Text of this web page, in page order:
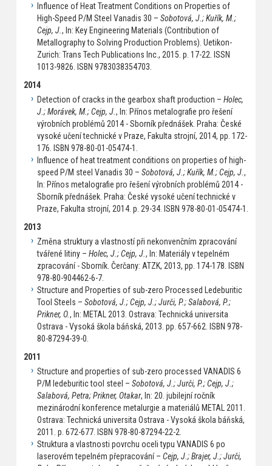
Influence of Heat Treatment Conditions on Properties of
High-Speed P/M Steel Vanadis 30 – Sobotová, J.; Kuřík, M.;
Cejp, J., In: Key Engineering Materials (Contribution of
Metallography to Solving Production Problems). Uetikon-
Zurich: Trans Tech Publications Inc., 2015. p. 17-22. ISSN
1013-9826. ISBN 9783038354703.
2014
Detection of cracks in the gearbox shaft production – Holec,
J.; Morávek, M.; Cejp, J., In: Přínos metalografie pro řešení
výrobních problémů 2014 - Sborník přednášek. Praha: České
vysoké učení technické v Praze, Fakulta strojní, 2014, pp. 172-
176. ISBN 978-80-01-05474-1.
Influence of heat treatment conditions on properties of high-
speed P/M steel Vanadis 30 – Sobotová, J.; Kuřík, M.; Cejp, J.,
In: Přínos metalografie pro řešení výrobních problémů 2014 -
Sborník přednášek. Praha: České vysoké učení technické v
Praze, Fakulta strojní, 2014. p. 29-34. ISBN 978-80-01-05474-1.
2013
Změna struktury a vlastností při nekonvenčním zpracování
tvářené litiny – Holec, J.; Cejp, J., In: Materiály v tepelném
zpracování - Sborník. Čerčany: ATZK, 2013, pp. 174-178. ISBN
978-80-904462-6-7.
Structure and Properties of sub-zero Processed Ledeburitic
Tool Steels – Sobotová, J.; Cejp, J.; Jurči, P.; Salabová, P.;
Prikner, O., In: METAL 2013. Ostrava: Technická universita
Ostrava - Vysoká škola báňská, 2013. pp. 657-662. ISBN 978-
80-87294-39-0.
2011
Structure and properties of sub-zero processed VANADIS 6
P/M ledeburitic tool steel – Sobotová, J.; Jurči, P.; Cejp, J.;
Salabová, Petra; Prikner, Otakar, In: 20. jubilejní ročník
mezinárodní konference metalurgie a materiálů METAL 2011.
Ostrava: Technická universita Ostrava - Vysoká škola báňská,
2011. p. 672-677. ISBN 978-80-87294-22-2.
Struktura a vlastnosti povrchu oceli typu VANADIS 6 po
laserovém tepelném přepracování – Cejp, J.; Brajer, J.; Jurči,